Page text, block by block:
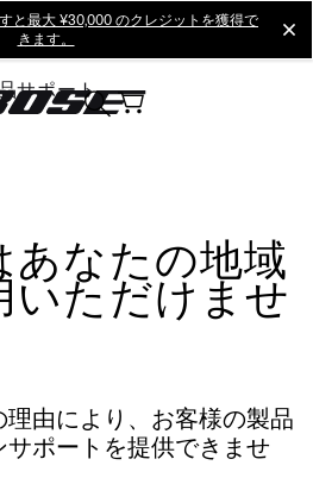
と最大 ¥30,000 のクレジットを獲得で
きます。
サポート
あなたの地域
いただけませ
由により、お客様の製品
サポートを提供できませ